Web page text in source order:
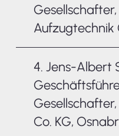
Gesellschafter,
Aufzugtechnik
4. Jens-Albert
Co. KG,